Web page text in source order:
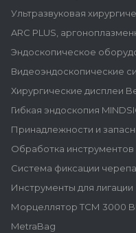
Ультразвуковая
ARC PLUS,
Эндоскопическое
Видеоэндоскопические
Хирургические дисплеи
Гибкая эндоскопия
Принадлежности и
Обработка инструментов
Система фиксации
Инструменты для лигации
Морцеллятор ТСМ 3000 BL
MetraBag